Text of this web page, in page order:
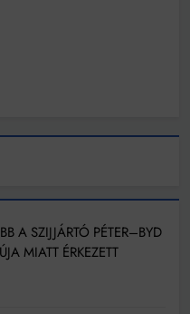
A SZIJJÁRTÓ PÉTER–BYD
MIATT ÉRKEZETT